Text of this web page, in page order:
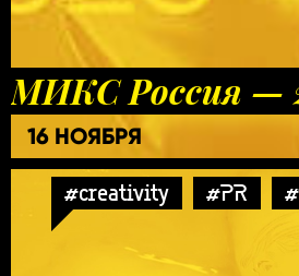
МИКС Россия —
16 НОЯБРЯ
#creativity #PR